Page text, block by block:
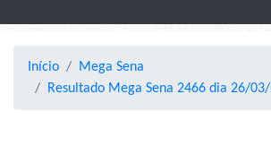
Início
Mega Sena
Resultado Mega Sena 2466 dia 26/